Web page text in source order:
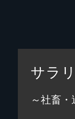
サラ
～社畜